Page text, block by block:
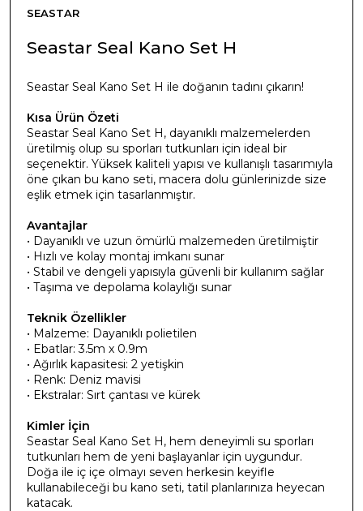
SEASTAR
Seastar Seal Kano Set H
Seastar Seal Kano Set H ile doğanın tadını çıkarın!
Kısa Ürün Özeti
Seastar Seal Kano Set H, dayanıklı malzemelerden
üretilmiş olup su sporları tutkunları için ideal bir
seçenektir. Yüksek kaliteli yapısı ve kullanışlı tasarımıyla
öne çıkan bu kano seti, macera dolu günlerinizde size
eşlik etmek için tasarlanmıştır.
Avantajlar
• Dayanıklı ve uzun ömürlü malzemeden üretilmiştir
• Hızlı ve kolay montaj imkanı sunar
• Stabil ve dengeli yapısıyla güvenli bir kullanım sağlar
• Taşıma ve depolama kolaylığı sunar
Teknik Özellikler
• Malzeme: Dayanıklı polietilen
• Ebatlar: 3.5m x 0.9m
• Ağırlık kapasitesi: 2 yetişkin
• Renk: Deniz mavisi
• Ekstralar: Sırt çantası ve kürek
Kimler İçin
Seastar Seal Kano Set H, hem deneyimli su sporları
tutkunları hem de yeni başlayanlar için uygundur.
Doğa ile iç içe olmayı seven herkesin keyifle
kullanabileceği bu kano seti, tatil planlarınıza heyecan
katacak.